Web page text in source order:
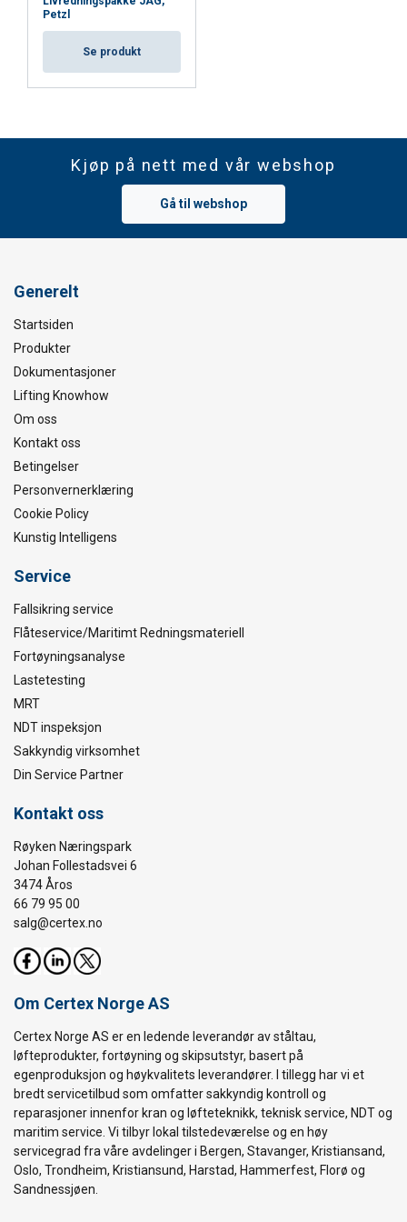
Petzl
Se produkt
Kjøp på nett med vår webshop
Gå til webshop
Generelt
Startsiden
Produkter
Dokumentasjoner
Lifting Knowhow
Om oss
Kontakt oss
Betingelser
Personvernerklæring
Cookie Policy
Kunstig Intelligens
Service
Fallsikring service
Flåteservice/Maritimt Redningsmateriell
Fortøyningsanalyse
Lastetesting
MRT
NDT inspeksjon
Sakkyndig virksomhet
Din Service Partner
Kontakt oss
Røyken Næringspark
Johan Follestadsvei 6
3474 Åros
66 79 95 00
salg@certex.no
Om Certex Norge AS
Certex Norge AS er en ledende leverandør av ståltau,
løfteprodukter, fortøyning og skipsutstyr, basert på
egenproduksjon og høykvalitets leverandører. I tillegg har vi et
bredt servicetilbud som omfatter sakkyndig kontroll og
reparasjoner innenfor kran og løfteteknikk, teknisk service, NDT og
maritim service. Vi tilbyr lokal tilstedeværelse og en høy
servicegrad fra våre avdelinger i Bergen, Stavanger, Kristiansand,
Oslo, Trondheim, Kristiansund, Harstad, Hammerfest, Florø og
Sandnessjøen.
SHOW DETAILS